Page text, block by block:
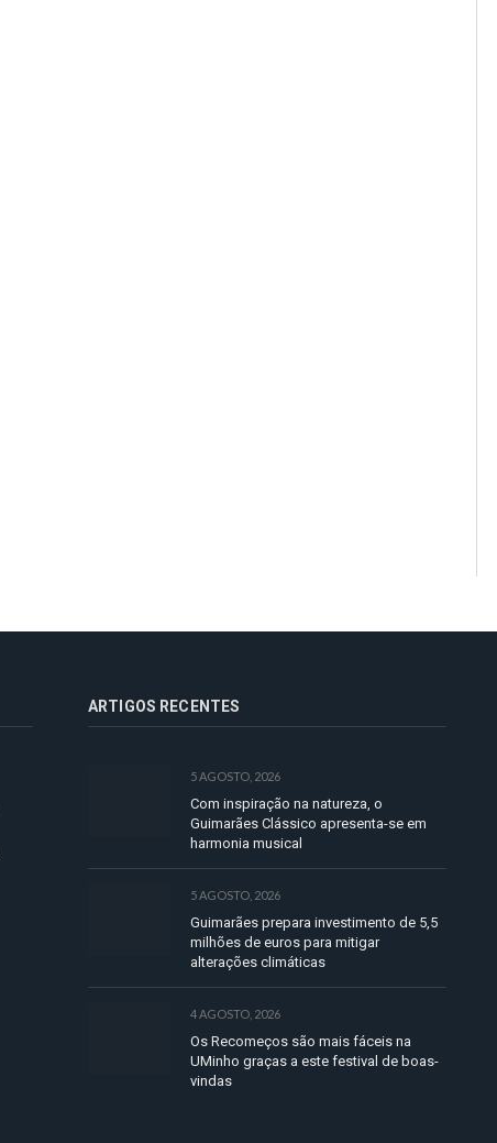
ARTIGOS RECENTES
5 AGOSTO, 2026
Com inspiração na natureza, o
Guimarães Clássico apresenta-se em
harmonia musical
5 AGOSTO, 2026
Guimarães prepara investimento de 5,5
milhões de euros para mitigar
alterações climáticas
4 AGOSTO, 2026
Os Recomeços são mais fáceis na
UMinho graças a este festival de boas-
vindas